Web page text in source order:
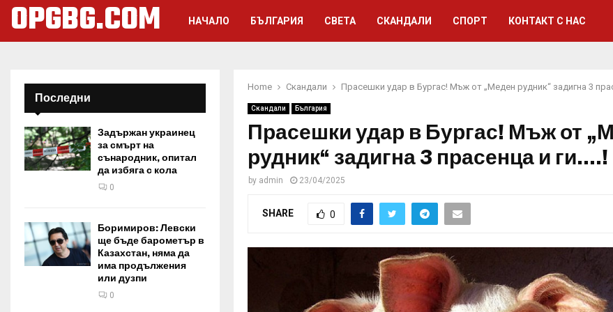
OPGBG.COM НАЧАЛО БЪЛГАРИЯ СВЕТА СКАНДАЛИ СПОРТ КОНТАКТ С НАС
Home Скандали Прасешки удар в Бургас! Мъж от „Меден рудник“ задигна 3
Скандали България
Прасешки удар в Бургас! Мъж от
рудник“ задигна 3 прасенца и ги….!
by admin 23/04/2025
SHARE 0
Последни
Задържан украинец
за смърт на
сънародник, опитал
да избяга с кола
0
Боримиров: Левски
ще бъде барометър в
Казахстан, няма да
има продължения
или дузпи
0